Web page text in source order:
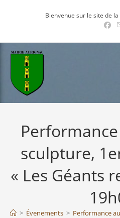
Bienvenue sur le site de
sculpture,
« Les Géants
> Évenements > Performance